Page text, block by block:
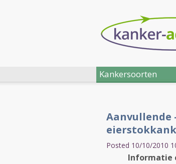
Kankersoorten
Aanvullende
Posted 10/10/2010
Informatie